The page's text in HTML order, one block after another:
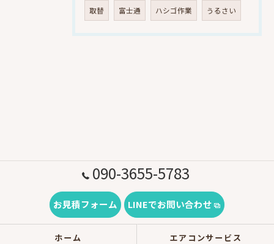
取替 富士通 ハシゴ作業 うるさい
090-3655-5783
お見積フォーム LINEでお問い合わせ
ホーム エアコンサービス